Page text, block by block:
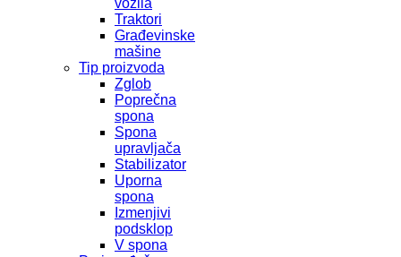
vozila
Traktori
Građevinske
mašine
Tip proizvoda
Zglob
Poprečna
spona
Spona
upravljača
Stabilizator
Uporna
spona
Izmenjivi
podsklop
V spona